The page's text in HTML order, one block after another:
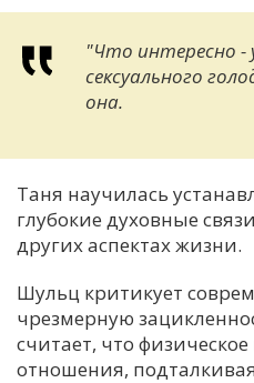
"Что интересно -
сексуального
она.
Таня научилась
глубокие духовные
других аспектах жизни.
Шульц критикует
чрезмерную
считает, что
отношения,